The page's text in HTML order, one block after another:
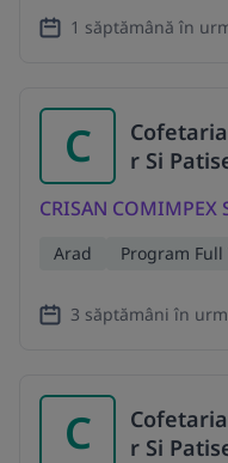
1 săptămână în
C
r Si
CRISAN COMIMPEX
Arad Program Full
3 săptămâni în
C
r Si